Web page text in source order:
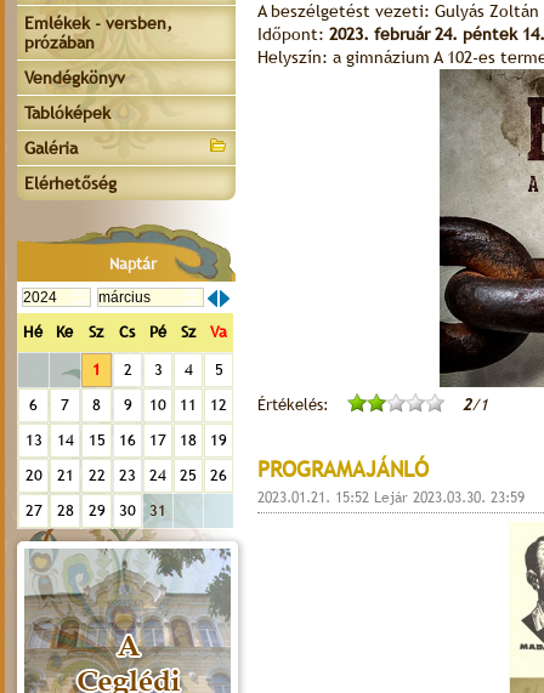
Emlékek - versben,
prózában
Vendégkönyv
Tablóképek
Galéria
Elérhetőség
Naptár
Hé Ke Sz Cs Pé Sz Va
1 2 3 4
5
6
7 8 9 10 11
12
13
14 15 16 17 18
19
20
21 22 23 24 25
26
27
28 29 30 31
A beszélgetést vezeti: Gulyás
Időpont: 2023. február 24. péntek
Helyszín: a gimnázium A 102-es
Értékelés: 2/1
PROGRAMAJÁNLÓ
2023.01.21. 15:52 Lejár 2023.03.30. 23:59